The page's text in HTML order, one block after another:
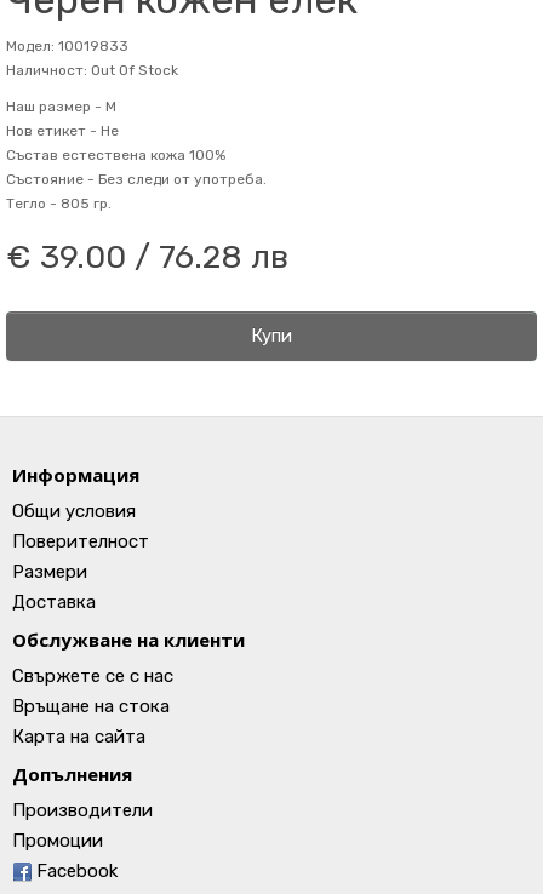
Модел: 10019833
Наличност: Out Of Stock
Наш размер - M
Нов етикет - Не
Състав естествена кожа 100%
Състояние - Без следи от употреба.
Тегло - 805 гр.
€ 39.00 / 76.28 лв
Купи
Информация
Общи условия
Поверителност
Размери
Доставка
Обслужване на клиенти
Свържете се с нас
Връщане на стока
Карта на сайта
Допълнения
Производители
Промоции
Facebook